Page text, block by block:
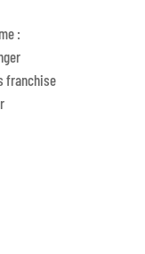
:
franchise